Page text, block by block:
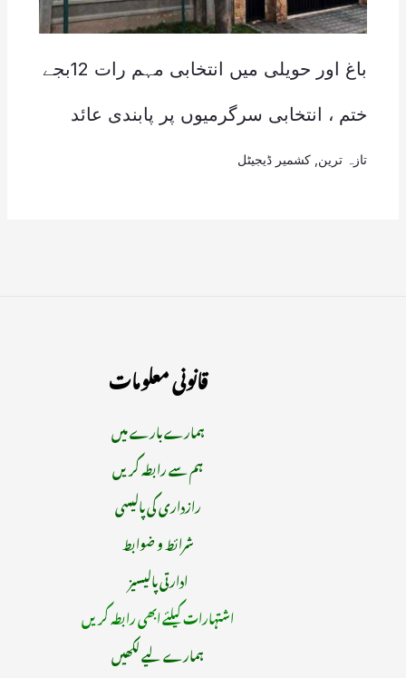
باغ اور حویلی میں انتخابی مہم رات 12بجے
ختم ، انتخابی سرگرمیوں پر پابندی عائد
تازہ ترین کشمیر ڈیجیٹل
قانونی معلومات
ہمارے بارے میں
ہم سے رابطہ کریں
رازداری کی پالیسی
شرائط و ضوابط
ادارتی پالیسیز
اشتہارات کیلئے ابھی رابطہ کریں
ہمارے لیے لکھیں